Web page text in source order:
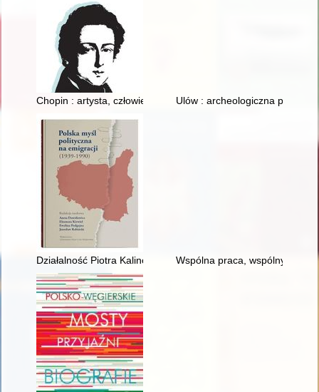
Chopin : artysta, człowiek Ulów : archeologiczna perła
Działalność Piotra Kalinowskiego w organizacjach
Wspólna praca, wspólny plon :